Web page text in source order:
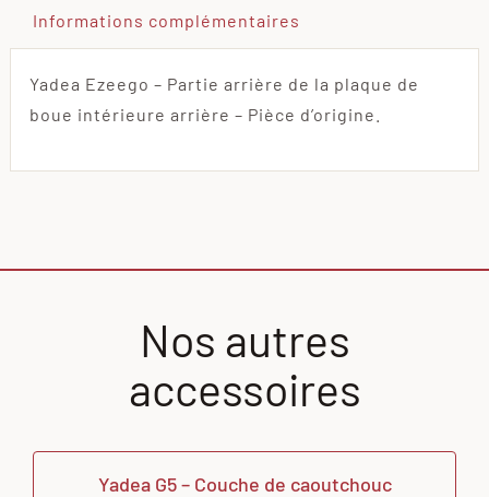
Informations complémentaires
Yadea Ezeego – Partie arrière de la plaque de
boue intérieure arrière – Pièce d’origine.
Nos autres
accessoires
Yadea G5 – Couche de caoutchouc